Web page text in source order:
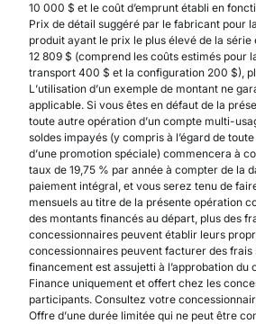
10 000 $ et le coût d’emprunt établi en
Prix de détail suggéré par le fabricant pour
produit ayant le prix le plus élevé de la
12 809 $ (comprend les coûts estimés pour
transport 400 $ et la configuration 200 $),
L’utilisation d’un exemple de montant ne
applicable. Si vous êtes en défaut de la
toute autre opération d’un compte multi-
soldes impayés (y compris à l’égard de
d’une promotion spéciale) commencera à
taux de 19,75 % par année à compter de la
paiement intégral, et vous serez tenu de
mensuels au titre de la présente opération
des montants financés au départ, plus des
concessionnaires peuvent établir leurs
concessionnaires peuvent facturer des frais
financement est assujetti à l’approbation du
Finance uniquement et offert chez les
participants. Consultez votre
Offre d’une durée limitée qui ne peut être